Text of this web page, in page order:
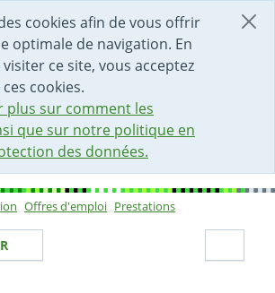
cookies afin de vous offrir
optimale de navigation. En
ce site, vous acceptez
cookies.
plus sur comment les
que sur notre politique en
des données.
DE LA PAGE
DE RECHERCHE
CONTACT
Offres d'emploi Prestations